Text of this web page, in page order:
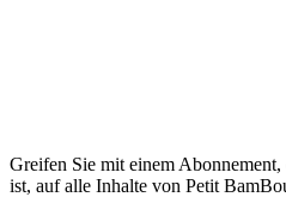
Greifen Sie mit einem
ist, auf alle Inhalte von Petit